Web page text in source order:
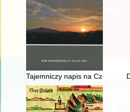
Tajemniczy napis na Czole